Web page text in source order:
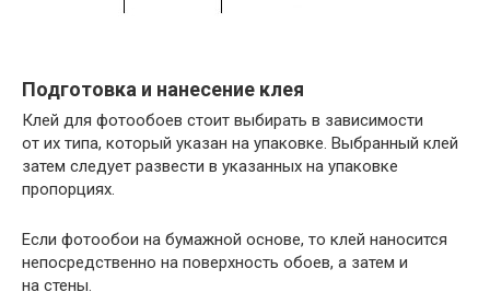
Подготовка и нанесение клея
Клей для фотообоев стоит выбирать в зависимости
от их типа, который указан на упаковке. Выбранный клей
затем следует развести в указанных на упаковке
пропорциях.
Если фотообои на бумажной основе, то клей наносится
непосредственно на поверхность обоев, а затем и
на стены.